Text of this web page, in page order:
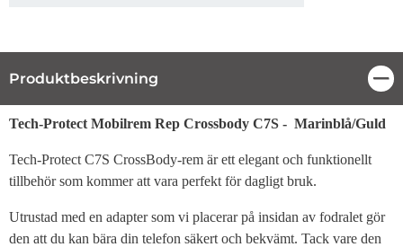
Produktbeskrivning
Produktbeskrivning
Tech-Protect Mobilrem Rep Crossbody C7S - Marinblå/Guld
Tech-Protect C7S CrossBody-rem är ett elegant och funktionellt
tillbehör som kommer att vara perfekt för dagligt bruk.
Utrustad med en adapter som vi placerar på insidan av fodralet gör
den att du kan bära din telefon säkert och bekvämt. Tack vare den